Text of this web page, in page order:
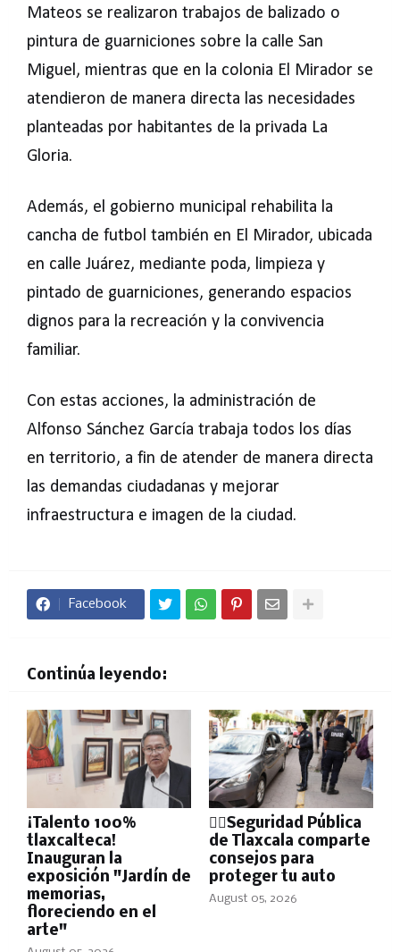
Mateos se realizaron trabajos de balizado o
pintura de guarniciones sobre la calle San
Miguel, mientras que en la colonia El Mirador se
atendieron de manera directa las necesidades
planteadas por habitantes de la privada La
Gloria.
Además, el gobierno municipal rehabilita la
cancha de futbol también en El Mirador, ubicada
en calle Juárez, mediante poda, limpieza y
pintado de guarniciones, generando espacios
dignos para la recreación y la convivencia
familiar.
Con estas acciones, la administración de
Alfonso Sánchez García trabaja todos los días
en territorio, a fin de atender de manera directa
las demandas ciudadanas y mejorar
infraestructura e imagen de la ciudad.
Facebook
Continúa leyendo:
¡Talento 100%
tlaxcalteca!
Inauguran la
exposición "Jardín de
memorias,
floreciendo en el
arte"
👮‍♂️Seguridad Pública
de Tlaxcala comparte
consejos para
proteger tu auto
August 05, 2026